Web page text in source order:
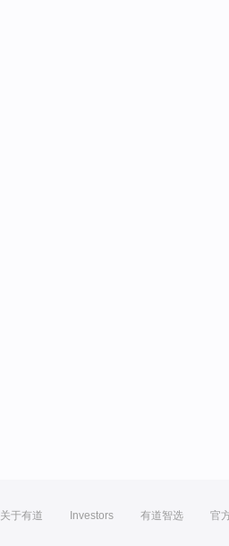
关于有道 Investors 有道智选 官